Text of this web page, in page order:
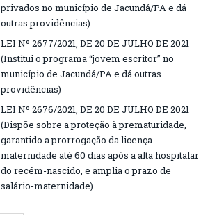
privados no município de Jacundá/PA e dá
outras providências)
LEI Nº 2677/2021, DE 20 DE JULHO DE 2021
(Institui o programa “jovem escritor” no
município de Jacundá/PA e dá outras
providências)
LEI Nº 2676/2021, DE 20 DE JULHO DE 2021
(Dispõe sobre a proteção à prematuridade,
garantido a prorrogação da licença
maternidade até 60 dias após a alta hospitalar
do recém-nascido, e amplia o prazo de
salário-maternidade)